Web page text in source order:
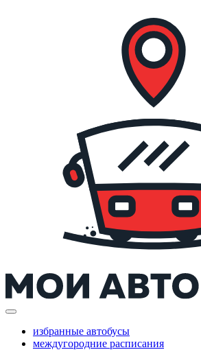
избранные автобусы
междугородние расписания